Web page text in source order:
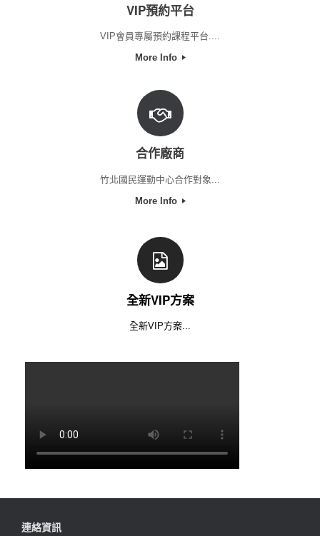
VIP預約平台
VIP會員專屬預約課程平台....
More Info
合作廠商
竹北國民運動中心合作對象...
More Info
全新VIP方案
全新VIP方案...
連絡資訊